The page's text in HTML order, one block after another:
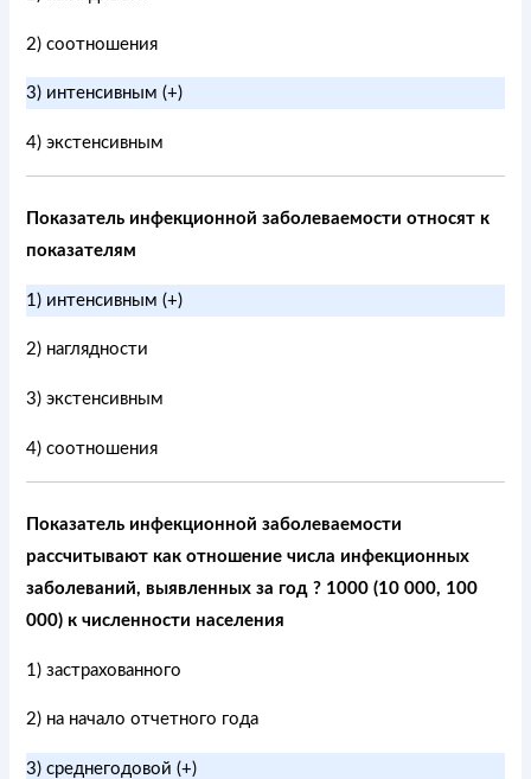
2) соотношения
3) интенсивным (+)
4) экстенсивным
Показатель инфекционной заболеваемости относят к
показателям
1) интенсивным (+)
2) наглядности
3) экстенсивным
4) соотношения
Показатель инфекционной заболеваемости
рассчитывают как отношение числа инфекционных
заболеваний, выявленных за год ? 1000 (10 000, 100
000) к численности населения
1) застрахованного
2) на начало отчетного года
3) среднегодовой (+)